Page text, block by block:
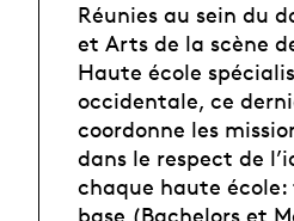
Réunies au sein du
et Arts de la scène
Haute école
occidentale, ce
coordonne les
dans le respect de
chaque haute
base (Bachelors et